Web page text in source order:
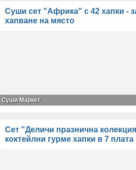
Суши сет "Африка" с 42 хапки -
хапване на място
Суши Маркет
Сет "Деличи празнична
коктейлни гурме хапки в 7 плата